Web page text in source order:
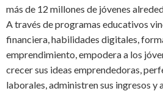
más de 12 millones de jóvenes
A través de programas educativos
financiera, habilidades digitales,
emprendimiento, empodera a los
crecer sus ideas emprendedoras,
laborales, administren sus ingresos y